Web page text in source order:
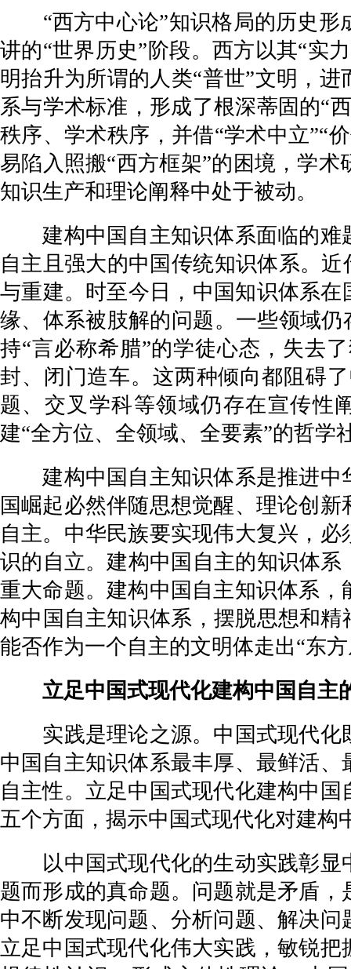
“西方中心论”知识格局的历史形
讲的“世界历史”阶段。西方以其“实
明抬升为所谓的人类“普世”文明，
系与学术标准，形成了根深蒂固的“
秩序、学术秩序，并借“学术中立”“
易陷入照搬“西方框架”的困境，学
知识生产和理论阐释中处于被动。
建构中国自主知识体系面临的难
自主且强大的中国传统知识体系。
与重建。时至今日，中国知识体系
缘、体系被肢解的问题。一些领域
持“言必称希腊”的学徒心态，失去
封、闭门造车。这两种倾向都阻碍
题、交叉学科等领域仍存在宣传性
建“全方位、全领域、全要素”的哲
建构中国自主知识体系是推进中
国崛起必然伴随思想觉醒、理论创
自主。中华民族要实现伟大复兴，
识的自立。建构中国自主的知识体
重大命题。建构中国自主知识体系
构中国自主知识体系，摆脱思想和
能否作为一个自主的文明体走出“东
立足中国式现代化建构中国自主
实践是理论之源。中国式现代化
中国自主知识体系最丰厚、最鲜活
自主性。立足中国式现代化建构中
五个方面，揭示中国式现代化对建构
以中国式现代化的生动实践彰显
题而形成的真命题。问题就是矛盾
中不断发现问题、分析问题、解决
立足中国式现代化伟大实践，敏锐